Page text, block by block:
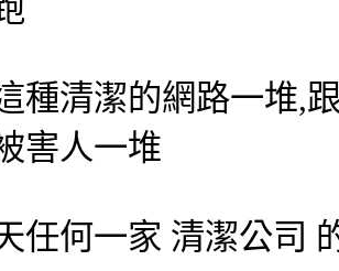
種清潔的網路一堆,
害人一堆
任何一家 清潔公司